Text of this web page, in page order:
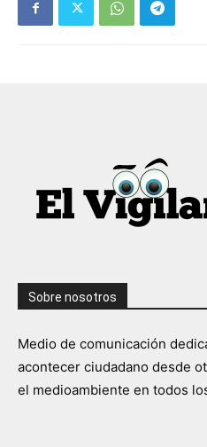
Sobre nosotros
Medio de comunicación
acontecer ciudadano desde
el medioambiente en todos